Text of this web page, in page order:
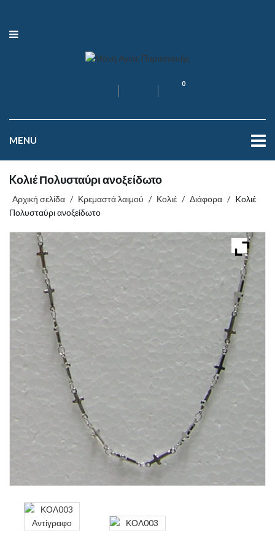
0
MENU
Kολιέ Πολυσταύρι ανοξείδωτο
Αρχική σελίδα / Κρεμαστά λαιμού / Κολιέ / Διάφορα / Kολιέ
Πολυσταύρι ανοξείδωτο